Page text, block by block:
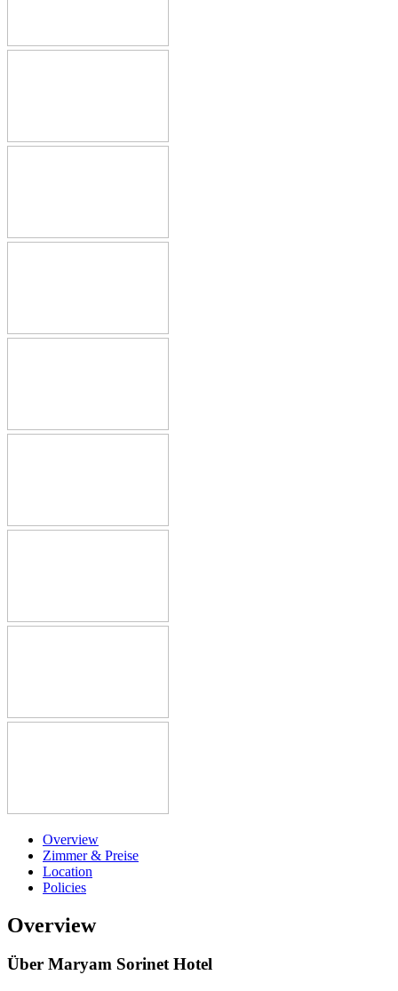
Overview
Zimmer & Preise
Location
Policies
Overview
Über Maryam Sorinet Hotel